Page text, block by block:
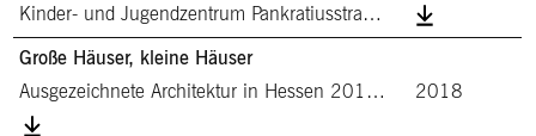
Kinder- und Jugendzentrum Pankratiusstra…
Große Häuser, kleine Häuser
Ausgezeichnete Architektur in Hessen 201…
2018